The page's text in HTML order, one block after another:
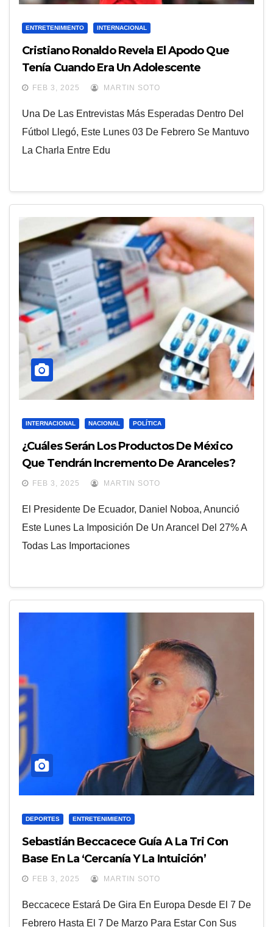
ENTRETENIMIENTO INTERNACIONAL
Cristiano Ronaldo Revela El Apodo Que
Tenía Cuando Era Un Adolescente
FEB 3, 2025 MARTIN SOTO
Una De Las Entrevistas Más Esperadas Dentro Del
Fútbol Llegó, Este Lunes 03 De Febrero Se Mantuvo
La Charla Entre Edu
INTERNACIONAL NACIONAL POLÍTICA
¿Cuáles Serán Los Productos De México
Que Tendrán Incremento De Aranceles?
FEB 3, 2025 MARTIN SOTO
El Presidente De Ecuador, Daniel Noboa, Anunció
Este Lunes La Imposición De Un Arancel Del 27% A
Todas Las Importaciones
DEPORTES ENTRETENIMIENTO
Sebastián Beccacece Guía A La Tri Con
Base En La ‘cercanía Y La Intuición’
FEB 3, 2025 MARTIN SOTO
Beccacece Estará De Gira En Europa Desde El 7 De
Febrero Hasta El 7 De Marzo Para Estar Con Sus